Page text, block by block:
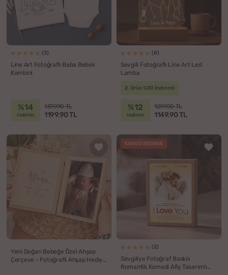
(3)
Line Art Fotoğraflı Baba Bebek
Kombini
%14
indirim
1399.90 TL
1199.90 TL
(8)
Sevgili Fotoğraflı Line Art Led
Lamba
2. Ürün %30 İndirimli
%12
indirim
1299.90 TL
1149.90 TL
Yeni Doğan Bebeğe Özel Ahşap
Çerçeve - Fotoğraflı Ahşap Hediye
KARGO BEDAVA
(2)
Sevgiliye Fotoğraf Baskılı
Romantik Komedi Afiş Tasarımlı